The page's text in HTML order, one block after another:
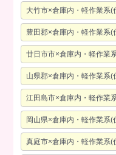
大竹市×倉庫内・軽作業系
豊田郡×倉庫内・軽作業系
廿日市市×倉庫内・軽作業
山県郡×倉庫内・軽作業系
江田島市×倉庫内・軽作業
岡山県×倉庫内・軽作業系
真庭市×倉庫内・軽作業系